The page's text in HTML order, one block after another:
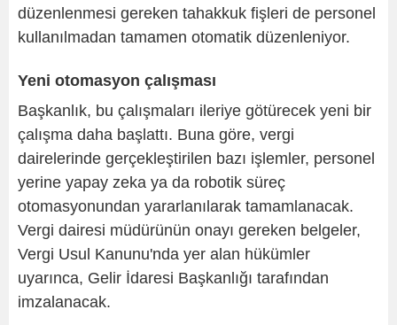
düzenlenmesi gereken tahakkuk fişleri de personel
kullanılmadan tamamen otomatik düzenleniyor.
Yeni otomasyon çalışması
Başkanlık, bu çalışmaları ileriye götürecek yeni bir
çalışma daha başlattı. Buna göre, vergi
dairelerinde gerçekleştirilen bazı işlemler, personel
yerine yapay zeka ya da robotik süreç
otomasyonundan yararlanılarak tamamlanacak.
Vergi dairesi müdürünün onayı gereken belgeler,
Vergi Usul Kanunu'nda yer alan hükümler
uyarınca, Gelir İdaresi Başkanlığı tarafından
imzalanacak.